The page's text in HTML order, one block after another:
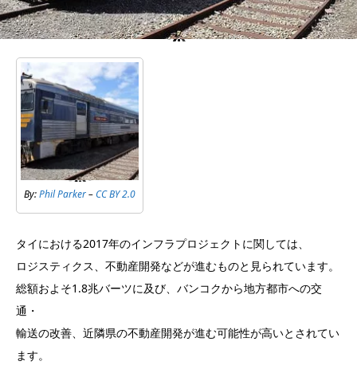
By:Phil Parker–CC BY 2.0
タイにおける2017年のインフラプロジェクトに関しては、
ロジスティクス、不動産開発などが進むものと見られています。
総額およそ1.8兆バーツに及び、バンコクから地方都市への交
通・
輸送の改善、近隣県の不動産開発が進む可能性が高いとされてい
ます。